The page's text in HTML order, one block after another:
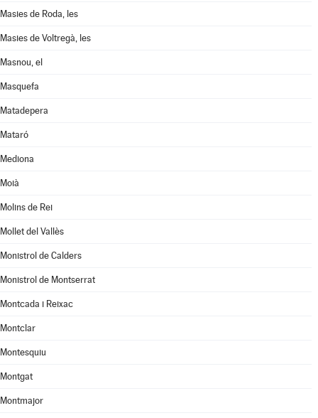
Masies de Roda, les
Masies de Voltregà, les
Masnou, el
Masquefa
Matadepera
Mataró
Mediona
Moià
Molins de Rei
Mollet del Vallès
Monistrol de Calders
Monistrol de Montserrat
Montcada i Reixac
Montclar
Montesquiu
Montgat
Montmajor